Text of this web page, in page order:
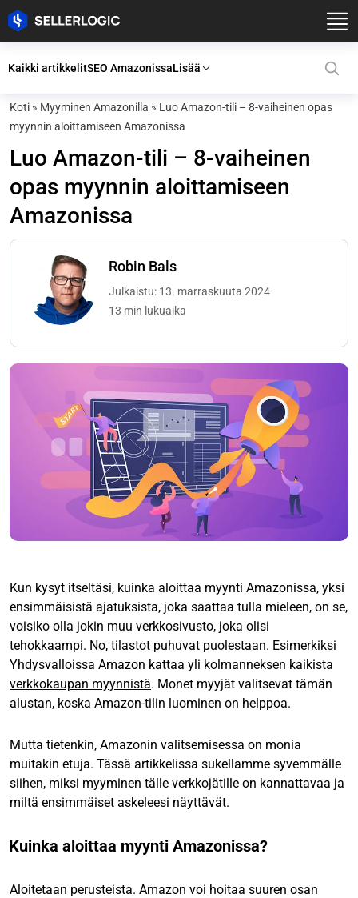
Kaikki artikkelitSEO AmazonissaLisää
Koti » Myyminen Amazonilla » Luo Amazon-tili – 8-vaiheinen opas
myynnin aloittamiseen Amazonissa
Luo Amazon-tili – 8-vaiheinen
opas myynnin aloittamiseen
Amazonissa
Robin Bals
Julkaistu: 13. marraskuuta 2024
13 min lukuaika
Kun kysyt itseltäsi, kuinka aloittaa myynti Amazonissa, yksi
ensimmäisistä ajatuksista, joka saattaa tulla mieleen, on se,
voisiko olla jokin muu verkkosivusto, joka olisi
tehokkaampi. No, tilastot puhuvat puolestaan. Esimerkiksi
Yhdysvalloissa Amazon kattaa yli kolmanneksen kaikista
verkkokaupan myynnistä. Monet myyjät valitsevat tämän
alustan, koska Amazon-tilin luominen on helppoa.
Mutta tietenkin, Amazonin valitsemisessa on monia
muitakin etuja. Tässä artikkelissa sukellamme syvemmälle
siihen, miksi myyminen tälle verkkojätille on kannattavaa ja
miltä ensimmäiset askeleesi näyttävät.
Kuinka aloittaa myynti Amazonissa?
Aloitetaan perusteista. Amazon voi hoitaa suuren osan